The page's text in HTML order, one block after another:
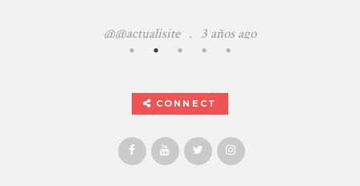
@@actualisite . 3 años ago
CONNECT